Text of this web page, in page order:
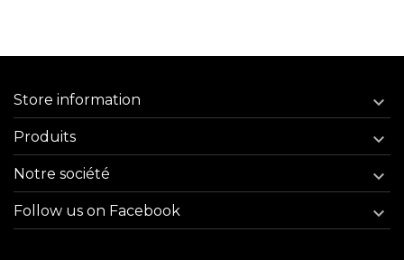
Store information 
Produits 
Notre société 
Follow us on Facebook 